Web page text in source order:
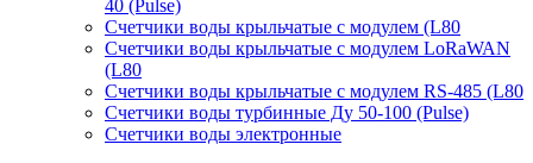
40 (Pulse)
Счетчики воды крыльчатые с модулем (L80
Счетчики воды крыльчатые с модулем LoRaWAN
(L80
Счетчики воды крыльчатые с модулем RS-485 (L80
Счетчики воды турбинные Ду 50-100 (Pulse)
Счетчики воды электронные